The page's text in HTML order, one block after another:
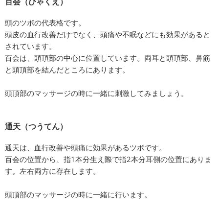
頭のツボの代表格です。
頭皮の血行改善だけでなく、頭痛や不眠などにも効果があると
されています。
百会は、頭頂部の中心に位置しています。両耳と頭頂部、鼻筋
と頭頂部を結んだところにあります。
頭頂部のマッサージの時に一緒に刺激してみましょう。
通天（つうてん）
通天は、血行改善や頭痛に効果があるツボです。
百会の位置から、指1本分生え際で指2本分耳側の位置にありま
す。左右両方に存在します。
頭頂部のマッサージの時に一緒に行います。